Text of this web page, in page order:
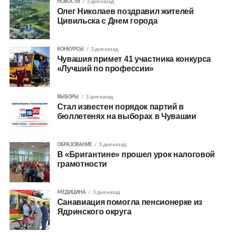
НОВОСТИ 3 дня назад
Олег Николаев поздравил жителей
Цивильска с Днем города
КОНКУРСЫ 3 дня назад
Чувашия примет 41 участника конкурса
«Лучший по профессии»
ВЫБОРЫ 3 дня назад
Стал известен порядок партий в
бюллетенях на выборах в Чувашии
ОБРАЗОВАНИЕ 3 дня назад
В «Бригантине» прошел урок налоговой
грамотности
МЕДИЦИНА 3 дня назад
Санавиация помогла пенсионерке из
Ядринского округа